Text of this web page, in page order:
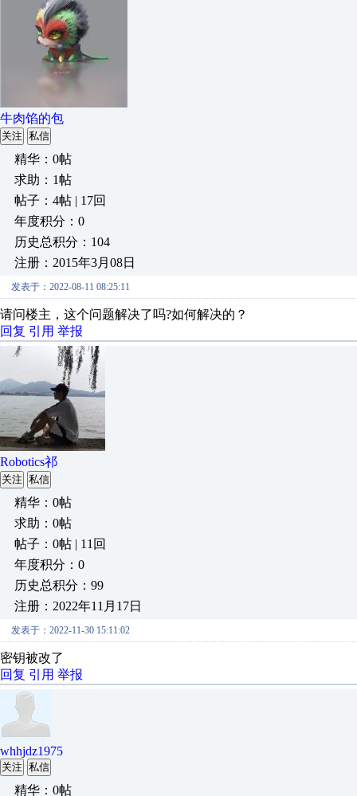
牛肉馅的包
关注 私信
精华：0帖
求助：1帖
帖子：4帖 | 17回
年度积分：0
历史总积分：104
注册：2015年3月08日
发表于：2022-08-11 08:25:11
请问楼主，这个问题解决了吗?如何解决的？
回复 引用 举报
Robotics祁
关注 私信
精华：0帖
求助：0帖
帖子：0帖 | 11回
年度积分：0
历史总积分：99
注册：2022年11月17日
发表于：2022-11-30 15:11:02
密钥被改了
回复 引用 举报
whhjdz1975
关注 私信
精华：0帖